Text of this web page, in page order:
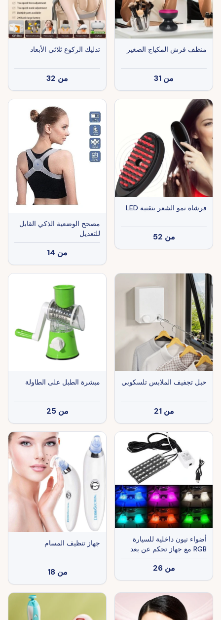
منظف ​​فرش المكياج الصغير
من 31
تدليك الركوع ثلاثي الأبعاد
من 32
فرشاة نمو الشعر بتقنية LED
من 52
مصحح الوضعية الذكي القابل
للتعديل
من 14
حبل تجفيف الملابس تلسكوبي
من 21
مبشرة الطبل على الطاولة
من 25
أضواء نيون داخلية للسيارة
RGB مع جهاز تحكم عن بعد
لاسلكي
من 26
جهاز تنظيف المسام
من 18